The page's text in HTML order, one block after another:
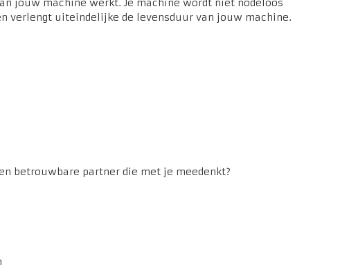
jouw machine werkt. Je machine wordt niet nodeloos
uiteindelijke de levensduur van jouw machine.
betrouwbare partner die met je meedenkt?